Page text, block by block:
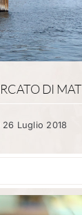
DI
26 Luglio 2018